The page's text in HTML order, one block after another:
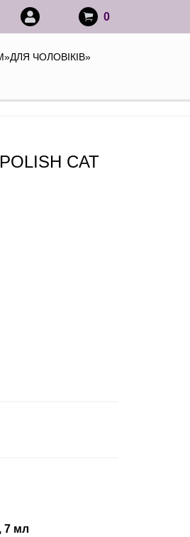
0
»ДЛЯ ЧОЛОВІКІВ»
CAT
7 мл